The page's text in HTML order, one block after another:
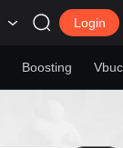
Login
Boosting